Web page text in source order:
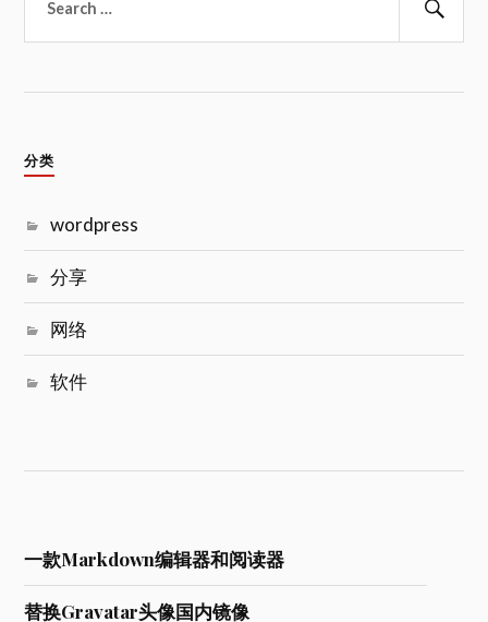
索：
分类
wordpress
分享
网络
软件
一款Markdown编辑器和阅读器
替换Gravatar头像国内镜像